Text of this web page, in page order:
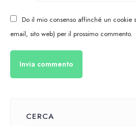
Do il mio consenso affinché un cookie
email, sito web) per il prossimo commento.
CERCA